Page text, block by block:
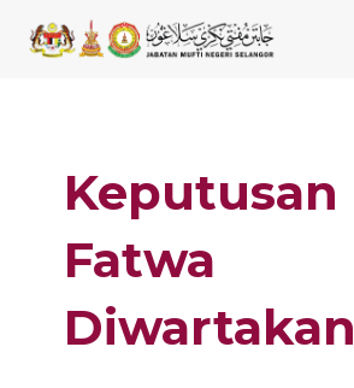
Keputusan
Fatwa
Diwartakan